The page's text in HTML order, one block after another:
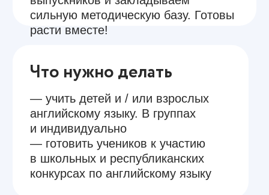
Методический отдел
мы составляем программы
и отвечаем за успехи учеников
Комфортные филиалы
светлые и просторные, с чистыми
учительской и кухней